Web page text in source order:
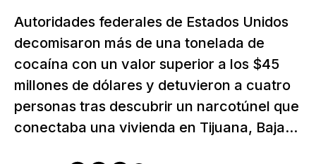
Autoridades federales de Estados Unidos
decomisaron más de una tonelada de
cocaína con un valor superior a los $45
millones de dólares y detuvieron a cuatro
personas tras descubrir un narcotúnel que
conectaba una vivienda en Tijuana, Baja...